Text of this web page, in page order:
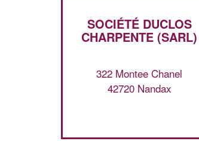
SOCIÉTÉ DUCLOS
CHARPENTE (SARL)
322 Montee Chanel
42720 Nandax